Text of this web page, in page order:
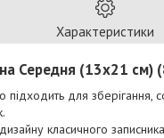
Характеристики
Середня (13х21
для зберігання,
класичного